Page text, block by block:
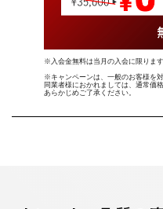
※入会金無料は当月の入会に限ります
※キャンペーンは、一般のお客様を対
同業者様におかれましては、通常価
あらかじめご了承ください。